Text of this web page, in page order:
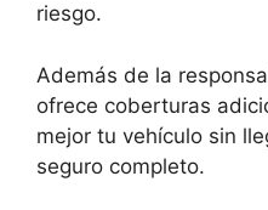
riesgo.
Además de la
ofrece coberturas
mejor tu vehículo sin
seguro completo.